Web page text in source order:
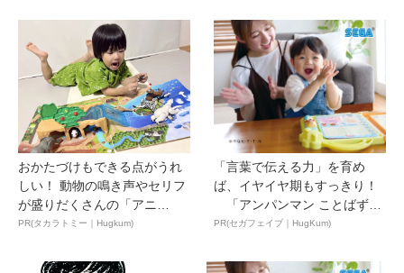
おかたづけもできる点がうれ
しい！ 動物の鳴き声やセリフ
が盛りだくさんの「アニ
ア ...
PR(タカラトミー｜Hugkum)
「言葉で伝える力」を育め
ば、イヤイヤ期もすっきり！
「アンパンマン ことばずか
ん...
PR(セガフェイブ｜HugKum)